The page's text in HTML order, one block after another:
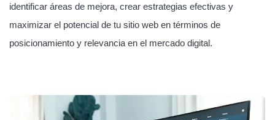
identificar áreas de mejora, crear estrategias efectivas y
maximizar el potencial de tu sitio web en términos de
posicionamiento y relevancia en el mercado digital.